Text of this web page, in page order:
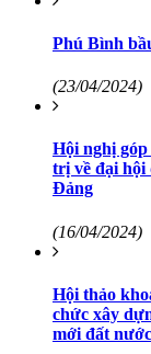
Phú Bình
(23/04/2024)
Hội nghị
trị về đại hội
Đảng
(16/04/2024)
Hội thảo
chức xây
mới đất nước